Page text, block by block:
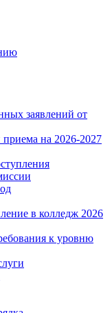
заявлений от
на 2026-2027
в колледж 2026
к уровню